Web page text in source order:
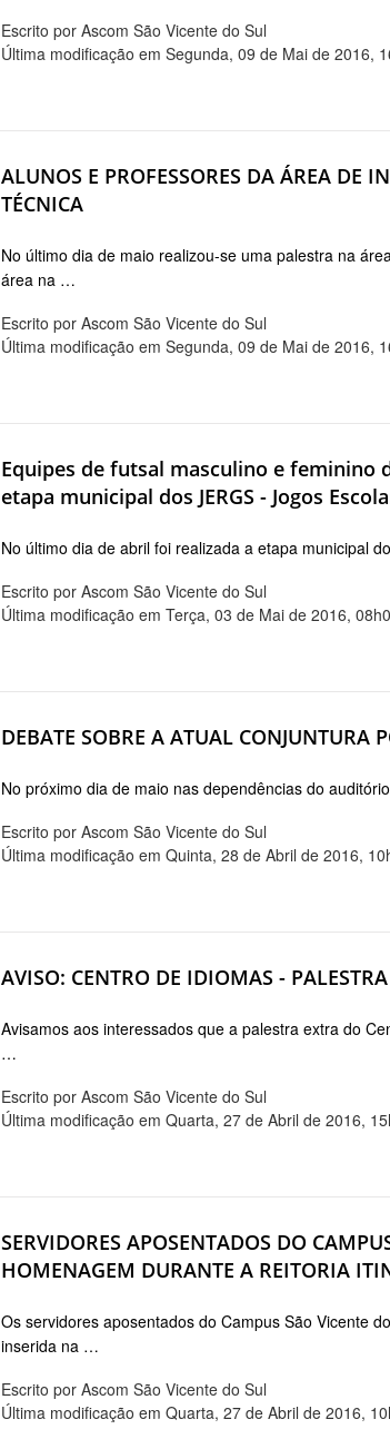
Escrito por Ascom São Vicente do Sul
Última modificação em Segunda, 09 de Mai de 2016,
ALUNOS E PROFESSORES DA ÁREA DE
TÉCNICA
No último dia de maio realizou-se uma palestra na
área na …
Escrito por Ascom São Vicente do Sul
Última modificação em Segunda, 09 de Mai de 2016,
Equipes de futsal masculino e feminino
etapa municipal dos JERGS - Jogos
No último dia de abril foi realizada a etapa municipal
Escrito por Ascom São Vicente do Sul
Última modificação em Terça, 03 de Mai de 2016,
DEBATE SOBRE A ATUAL CONJUNTURA
No próximo dia de maio nas dependências do
Escrito por Ascom São Vicente do Sul
Última modificação em Quinta, 28 de Abril de 2016,
AVISO: CENTRO DE IDIOMAS - PALESTRA
Avisamos aos interessados que a palestra extra do
…
Escrito por Ascom São Vicente do Sul
Última modificação em Quarta, 27 de Abril de 2016,
SERVIDORES APOSENTADOS DO
HOMENAGEM DURANTE A REITORIA
Os servidores aposentados do Campus São Vicente
inserida na …
Escrito por Ascom São Vicente do Sul
Última modificação em Quarta, 27 de Abril de 2016,